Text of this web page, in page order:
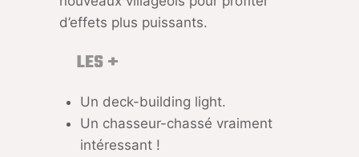
d’effets plus puissants.
LES +
Un deck-building light.
Un chasseur-chassé vraiment
intéressant !